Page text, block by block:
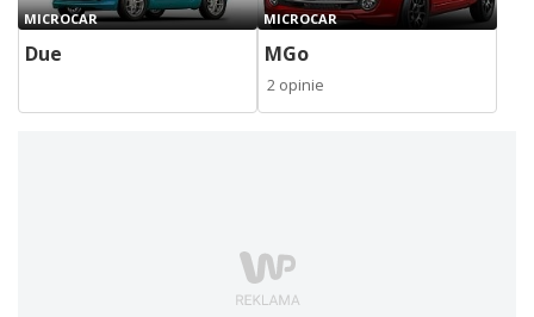
MICROCAR
Due
MICROCAR
MGo
2 opinie